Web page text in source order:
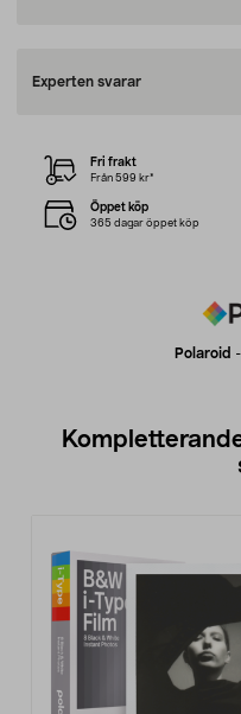
Experten svarar
Polaroid -
Fri frakt
Från 599 kr*
Öppet köp
365 dagar öppet köp